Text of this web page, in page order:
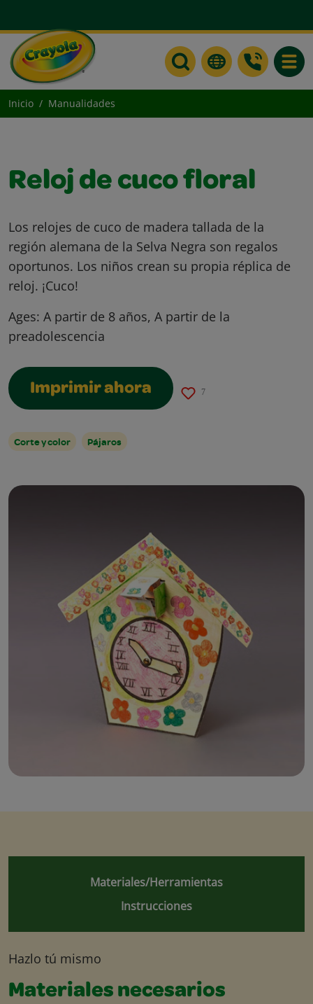
Inicio Manualidades
Reloj de cuco floral
Los relojes de cuco de madera tallada de la
región alemana de la Selva Negra son regalos
oportunos. Los niños crean su propia réplica de
reloj. ¡Cuco!
Ages: A partir de 8 años, A partir de la
preadolescencia
Imprimir ahora 7
Corte y color Pájaros
Materiales/Herramientas
Instrucciones
Hazlo tú mismo
Materiales necesarios